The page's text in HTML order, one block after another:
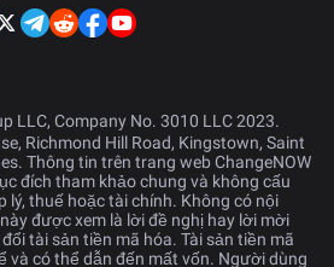
LLC, Company No. 3010 LLC 2023.
Richmond Hill Road, Kingstown, Saint
Thông tin trên trang web ChangeNOW
đích tham khảo chung và không cấu
lý, thuế hoặc tài chính. Không có nội
được xem là lời đề nghị hay lời mời
tài sản tiền mã hóa. Tài sản tiền mã
và có thể dẫn đến mất vốn. Người dùng